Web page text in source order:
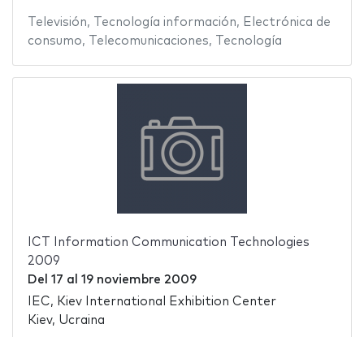
Televisión, Tecnología información, Electrónica de
consumo, Telecomunicaciones, Tecnología
ICT Information Communication Technologies
2009
Del 17 al 19 noviembre 2009
IEC, Kiev International Exhibition Center
Kiev, Ucraina